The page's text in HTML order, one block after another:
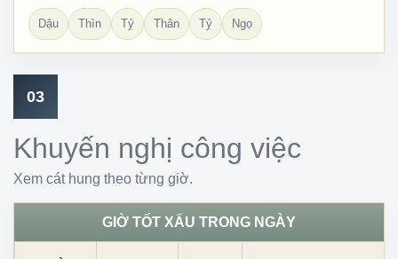
Dậu Thìn Tý Thân Tý Ngọ
03
Khuyến nghị công việc
Xem cát hung theo từng giờ.
GIỜ TỐT XẤU TRONG NGÀY